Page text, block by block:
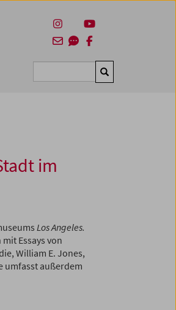
Suchen
im
Los Angeles.
Essays von
William E. Jones,
umfasst außerdem